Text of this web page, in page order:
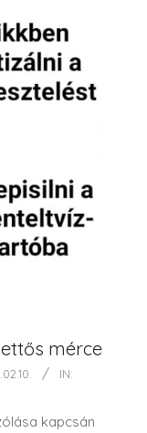
mérce
IN:
kapcsán